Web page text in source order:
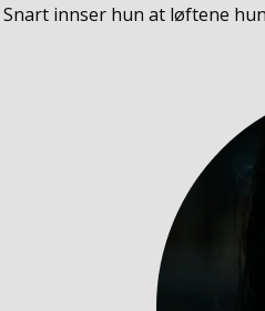
Snart innser hun at løftene